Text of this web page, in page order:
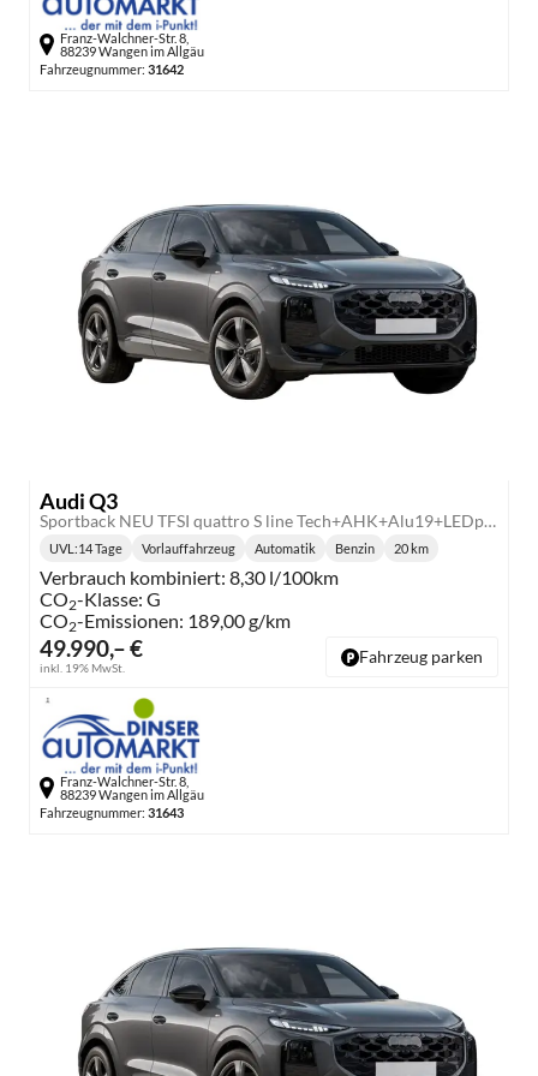
Franz-Walchner-Str. 8,
88239 Wangen im Allgäu
Fahrzeugnummer: 31642
Audi Q3
Sportback NEU TFSI quattro S line Tech+AHK+Alu19+LEDplus+KlimaPlus+ExtSchwarz
49.990,– €
inkl. 19% MwSt.
Lieferzeit:
UVL :14 Tage Vorlauffahrzeug Automatik Benzin 20 km
Verbrauch kombiniert: 8,30 l/100km
CO2-Klasse: G
CO2-Emissionen: 189,00 g/km
Fahrzeug parken
Franz-Walchner-Str. 8,
88239 Wangen im Allgäu
Fahrzeugnummer: 31643